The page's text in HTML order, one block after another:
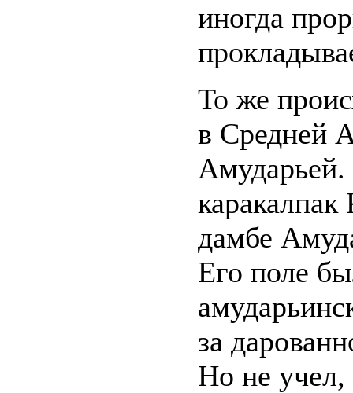
иногда
То же
в Средней
Амударьей.
дамбе
Его поле
за
Но не учел,